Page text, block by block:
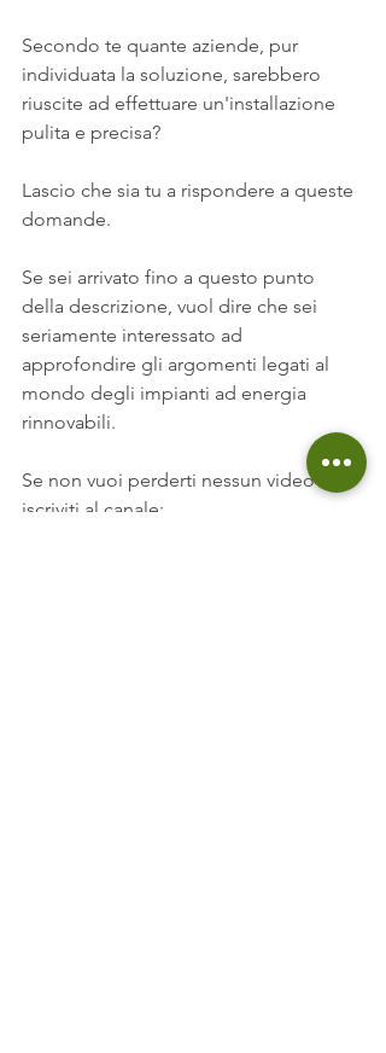
Secondo te quante aziende, pur
individuata la soluzione, sarebbero
riuscite ad effettuare un'installazione
pulita e precisa?
Lascio che sia tu a rispondere a queste
domande.
Se sei arrivato fino a questo punto
della descrizione, vuol dire che sei
seriamente interessato ad
approfondire gli argomenti legati al
mondo degli impianti ad energia
rinnovabili.
Se non vuoi perderti nessun video
iscriviti al canale: